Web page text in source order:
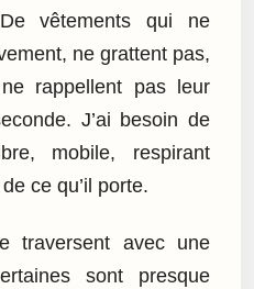
vêtements qui ne
ne grattent pas,
rappellent pas leur
J’ai besoin de
mobile, respirant
ce qu’il porte.
traversent avec une
sont presque